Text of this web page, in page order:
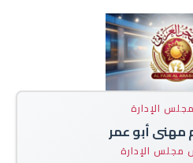
الإدارة
مهنى أبو عمر
مجلس الإدارة